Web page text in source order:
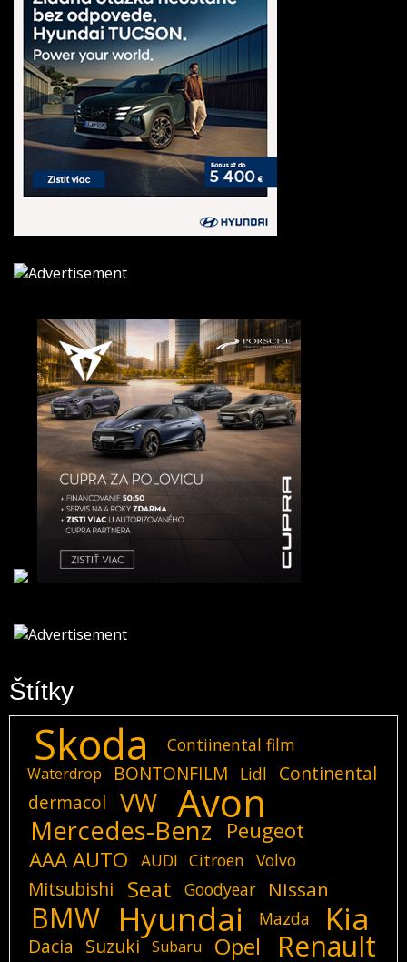
Štítky
Skoda Contiinental film
Waterdrop BONTONFILM Lidl
Continental
dermacol
VW Avon
Mercedes-Benz
Peugeot
AAA AUTO
AUDI Citroen Volvo
Mitsubishi Seat Goodyear Nissan
BMW Hyundai Mazda Kia
Dacia Suzuki Subaru Opel Renault